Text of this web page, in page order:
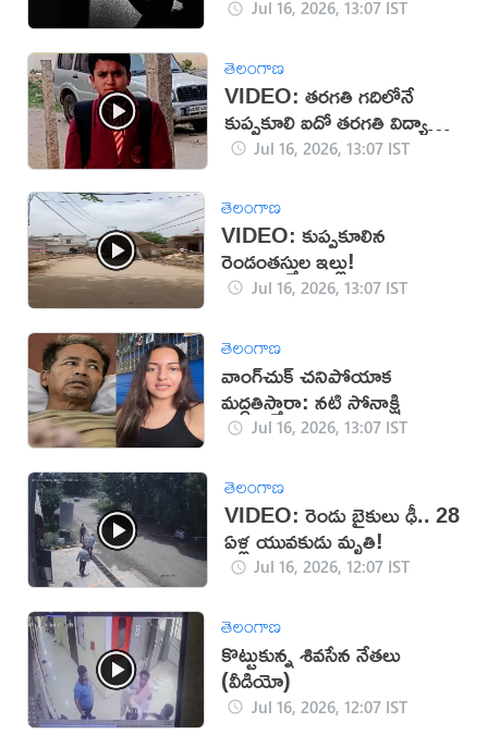
Jul 16, 2026, 13:07 IST
తెలంగాణ
VIDEO: తరగతి గదిలోనే
కుప్పకూలి ఐదో తరగతి విద్యార్థి
మృతిJul 16, 2026, 13:07 IST
తెలంగాణ
VIDEO: కుప్పకూలిన
రెండంతస్తుల ఇల్లు!
Jul 16, 2026, 13:07 IST
తెలంగాణ
వాంగ్‌చుక్ చనిపోయాక
మద్దతిస్తారా: నటి సోనాక్షి
Jul 16, 2026, 13:07 IST
తెలంగాణ
VIDEO: రెండు బైకులు ఢీ.. 28
ఏళ్ల యువకుడు మృతి!
Jul 16, 2026, 12:07 IST
తెలంగాణ
కొట్టుకున్న శివసేన నేతలు
(వీడియో)
Jul 16, 2026, 12:07 IST